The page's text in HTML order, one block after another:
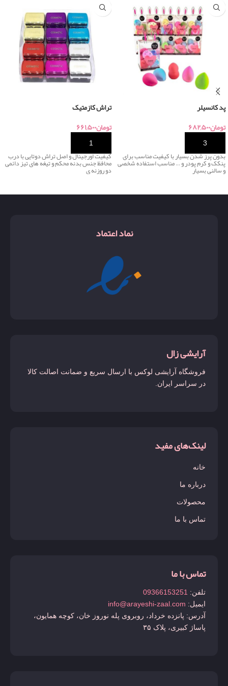
پد کانسیلر
تومان۶۸۲,۵۰۰
بدون پرز شدن بسیار با کیفیت مناسب برای
پنکک و کرم پودر و … مناسب استفاده شخصی
و سالنی بسیار
تراش کازمتیک
تومان۶۶۱,۵۰۰
خرید
کیفیت اورجینال و اصل تراش دوتایی با درب
محافظ جنس بدنه محکم و تیغه های تیز دائمی
دو روزنه ی
نماد اعتماد
آرایشی زال
فروشگاه آرایشی لوکس با ارسال سریع و ضمانت اصالت کالا
در سراسر ایران.
لینک‌های مفید
خانه
درباره ما
محصولات
تماس با ما
تماس با ما
تلفن: 09366153251
ایمیل: info@arayeshi-zaal.com
آدرس: پانزده خرداد، روبروی پله نوروز خان، کوچه همایون،
پاساژ کبیری، پلاک ۳۵